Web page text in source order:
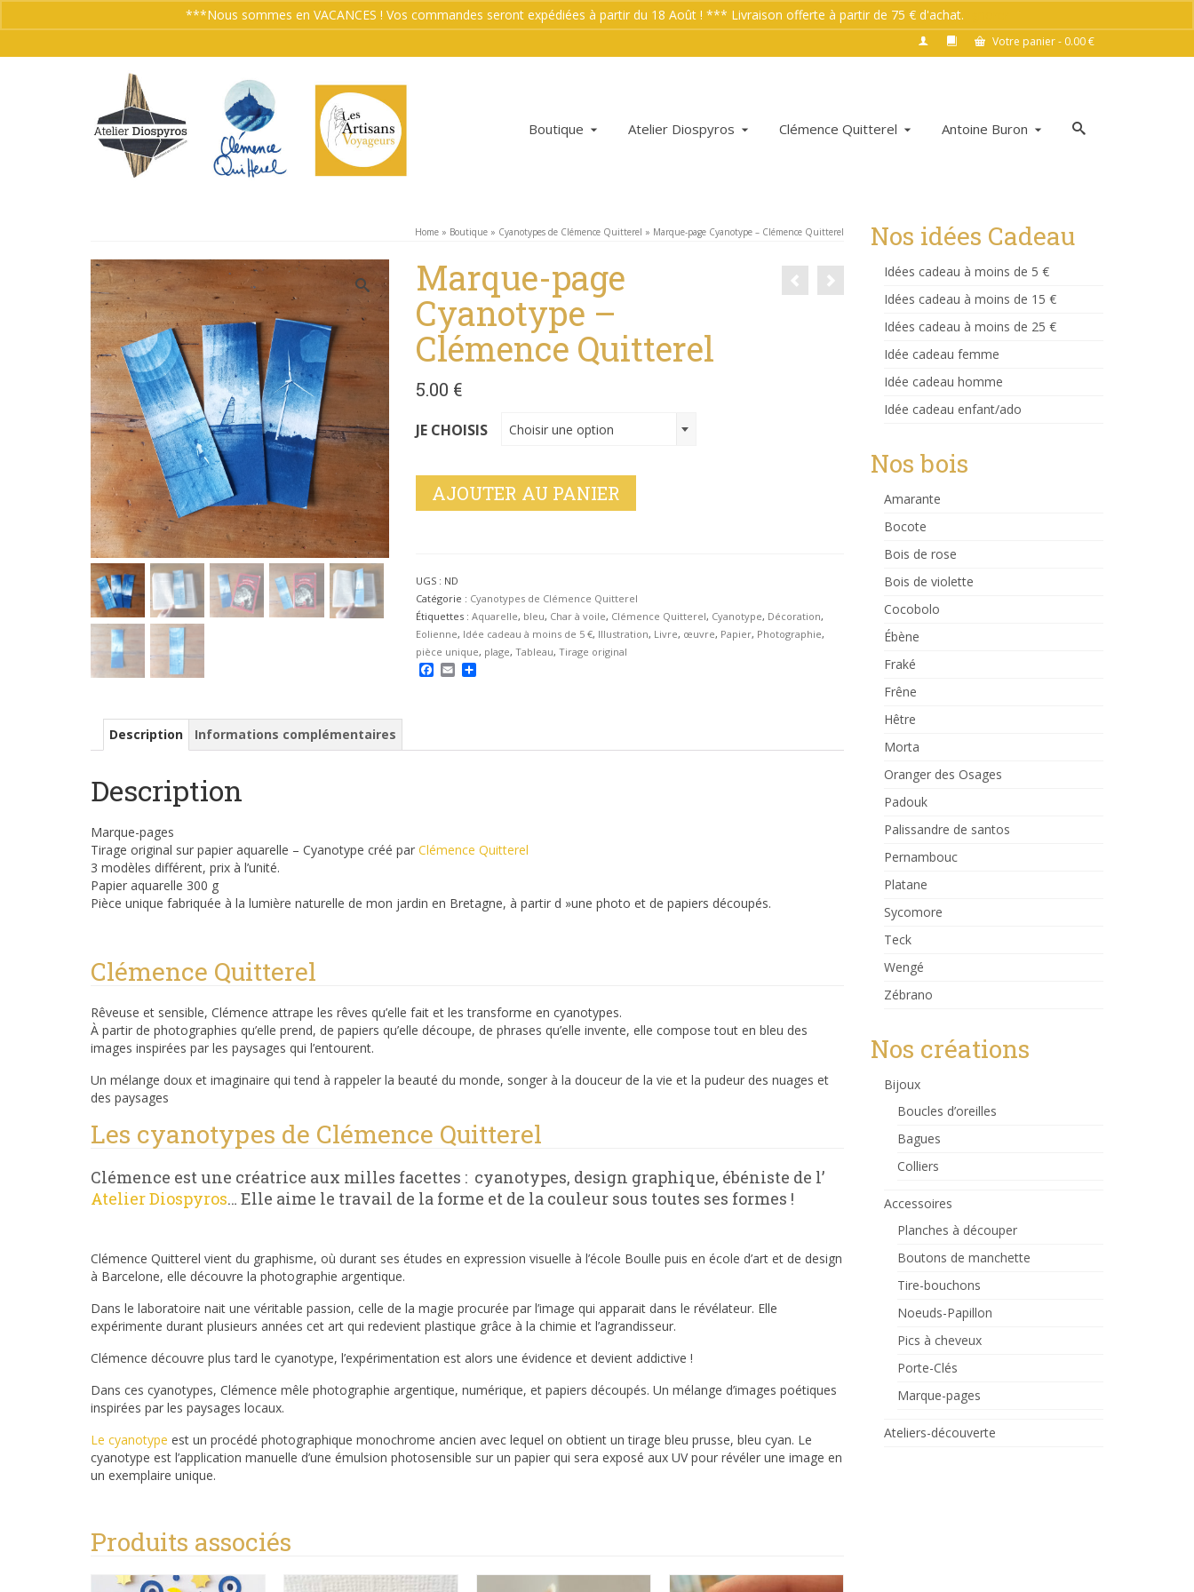
Votre panier- 0.00€
Boutique Atelier Diospyros Clémence Quitterel Antoine Buron
Home » Boutique » Cyanotypes de Clémence Quitterel » Marque-page Cyanotype – Clémence Quitterel
Marque-page
Cyanotype –
Clémence Quitterel
5.00 €
JE CHOISIS Choisir une option
AJOUTER AU PANIER
UGS : ND
Catégorie : Cyanotypes de Clémence Quitterel
Étiquettes : Aquarelle, bleu, Char à voile, Clémence Quitterel, Cyanotype, Décoration,
Eolienne, Idée cadeau à moins de 5 €, Illustration, Livre, œuvre, Papier, Photographie,
pièce unique, plage, Tableau, Tirage original
Facebook
EmailPartager
Description Informations complémentaires
Description
Marque-pages
Tirage original sur papier aquarelle – Cyanotype créé par Clémence Quitterel
3 modèles différent, prix à l’unité.
Papier aquarelle 300 g
Pièce unique fabriquée à la lumière naturelle de mon jardin en Bretagne, à partir d »une photo et de papiers découpés.
Clémence Quitterel
Rêveuse et sensible, Clémence attrape les rêves qu’elle fait et les transforme en cyanotypes.
À partir de photographies qu’elle prend, de papiers qu’elle découpe, de phrases qu’elle invente, elle compose tout en bleu des
images inspirées par les paysages qui l’entourent.
Un mélange doux et imaginaire qui tend à rappeler la beauté du monde, songer à la douceur de la vie et la pudeur des nuages et
des paysages
Les cyanotypes de Clémence Quitterel
Clémence est une créatrice aux milles facettes : cyanotypes, design graphique, ébéniste de l’
Atelier Diospyros… Elle aime le travail de la forme et de la couleur sous toutes ses formes !
Clémence Quitterel vient du graphisme, où durant ses études en expression visuelle à l’école Boulle puis en école d’art et de design
à Barcelone, elle découvre la photographie argentique.
Dans le laboratoire nait une véritable passion, celle de la magie procurée par l’image qui apparait dans le révélateur. Elle
expérimente durant plusieurs années cet art qui redevient plastique grâce à la chimie et l’agrandisseur.
Clémence découvre plus tard le cyanotype, l’expérimentation est alors une évidence et devient addictive !
Dans ces cyanotypes, Clémence mêle photographie argentique, numérique, et papiers découpés. Un mélange d’images poétiques
inspirées par les paysages locaux.
Le cyanotype est un procédé photographique monochrome ancien avec lequel on obtient un tirage bleu prusse, bleu cyan. Le
cyanotype est l’application manuelle d’une émulsion photosensible sur un papier qui sera exposé aux UV pour révéler une image en
un exemplaire unique.
Produits associés
Nos idées Cadeau
Idées cadeau à moins de 5 €
Idées cadeau à moins de 15 €
Idées cadeau à moins de 25 €
Idée cadeau femme
Idée cadeau homme
Idée cadeau enfant/ado
Nos bois
Amarante
Bocote
Bois de rose
Bois de violette
Cocobolo
Ébène
Fraké
Frêne
Hêtre
Morta
Oranger des Osages
Padouk
Palissandre de santos
Pernambouc
Platane
Sycomore
Teck
Wengé
Zébrano
Nos créations
Bijoux
Boucles d’oreilles
Bagues
Colliers
Accessoires
Planches à découper
Boutons de manchette
Tire-bouchons
Noeuds-Papillon
Pics à cheveux
Porte-Clés
Marque-pages
Ateliers-découverte
***Nous sommes en VACANCES ! Vos commandes seront expédiées à partir du 18 Août ! *** Livraison offerte à partir de 75 € d'achat.